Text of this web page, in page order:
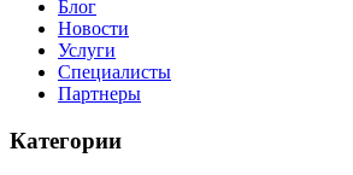
Блог
Новости
Услуги
Специалисты
Партнеры
Категории